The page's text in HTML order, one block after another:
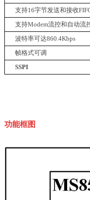
支持16字节发送和接收
支持Modem流控和自动流
波特率可达860.4Kbps
帧格式可调
SSPI
功能框图